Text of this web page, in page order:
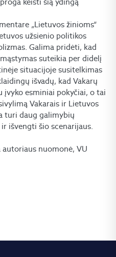
„Lietuvos žinioms“
užsienio politikos
Galima pridėti, kad
suteikia per didelį
situacijoje susitelkimas
išvadų, kad Vakarų
įvyko esminiai pokyčiai, o tai
Vakarais ir Lietuvos
turi daug galimybių
išvengti šio scenarijaus.
nuomonė, VU